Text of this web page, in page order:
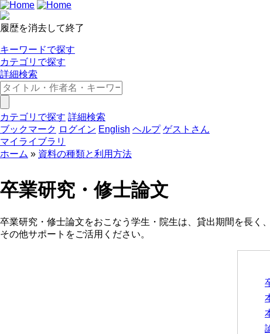
履歴を消去して終了
キーワードで探す
カテゴリで探す
詳細検索
カテゴリで探す 詳細検索
ブックマーク ログイン English ヘルプ ゲストさん
マイライブラリ
ホーム
資料の種類と利用方法
卒業研究・修士論文
卒業研究・修士論文をおこなう学生・院生は、貸出期間を長
その他サポートをご活用ください。